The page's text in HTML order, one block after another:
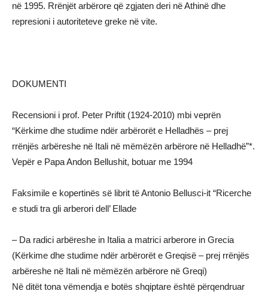
në 1995. Rrënjët arbërore që zgjaten deri në Athinë dhe
represioni i autoriteteve greke në vite.
DOKUMENTI
Recensioni i prof. Peter Priftit (1924-2010) mbi veprën
“Kërkime dhe studime ndër arbërorët e Helladhës – prej
rrënjës arbëreshe në Itali në mëmëzën arbërore në Helladhë”*.
Vepër e Papa Andon Bellushit, botuar me 1994
Faksimile e kopertinës së librit të Antonio Bellusci-it “Ricerche
e studi tra gli arberori dell’ Ellade
– Da radici arbëreshe in Italia a matrici arberore in Grecia
(Kërkime dhe studime ndër arbërorët e Greqisë – prej rrënjës
arbëreshe në Itali në mëmëzën arbërore në Greqi)
Në ditët tona vëmendja e botës shqiptare është përqendruar